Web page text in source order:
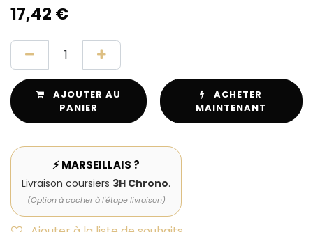
17,42 €
AJOUTER AU
PANIER
ACHETER
MAINTENANT
⚡ MARSEILLAIS ?
Livraison coursiers 3H Chrono.
(Option à cocher à l'étape livraison)